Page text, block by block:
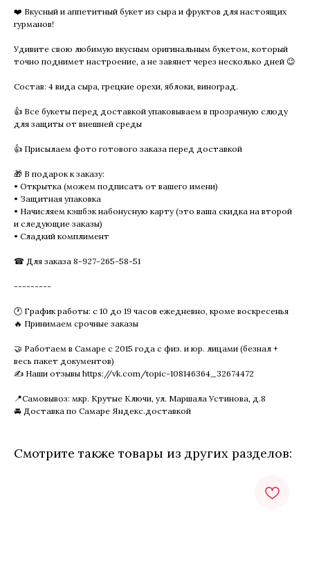
❤️ Вкусный и аппетитный букет из сыра и фруктов для настоящих
гурманов!
Удивите свою любимую вкусным оригинальным букетом, который
точно поднимет настроение, а не завянет через несколько дней 😉
Состав: 4 вида сыра, грецкие орехи, яблоки, виноград.
👍 Все букеты перед доставкой упаковываем в прозрачную слюду
для защиты от внешней среды
👍 Присылаем фото готового заказа перед доставкой
🎁 В подарок к заказу:
• Открытка (можем подписать от вашего имени)
• Защитная упаковка
• Начисляем кэшбэк набонусную карту (это ваша скидка на второй
и следующие заказы)
• Сладкий комплимент
☎ Для заказа 8-927-265-58-51
---------
🕐 График работы: с 10 до 19 часов ежедневно, кроме воскресенья
🔥 Принимаем срочные заказы
🤝 Работаем в Самаре с 2015 года с физ. и юр. лицами (безнал +
весь пакет документов)
✍ Наши отзывы https://vk.com/topic-108146364_32674472
📍Самовывоз: мкр. Крутые Ключи, ул. Маршала Устинова, д.8
🚘 Доставка по Самаре Яндекс.доставкой
Смотрите также товары из других разделов: